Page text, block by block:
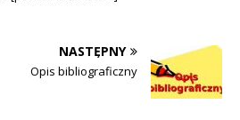
NASTĘPNY
Opis bibliograficzny